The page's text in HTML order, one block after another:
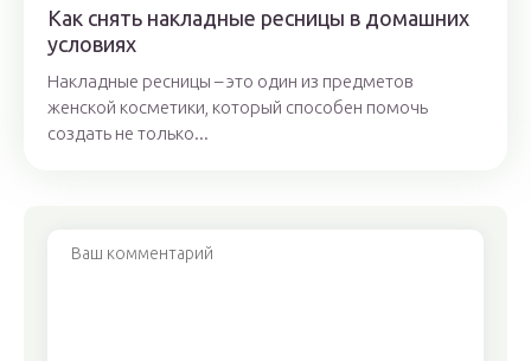
Как снять накладные ресницы в домашних
условиях
Накладные ресницы – это один из предметов
женской косметики, который способен помочь
создать не только...